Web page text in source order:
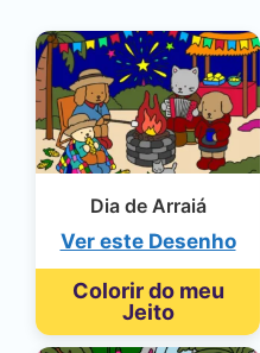
Dia de Arraiá
Ver este Desenho
Colorir do meu
Jeito